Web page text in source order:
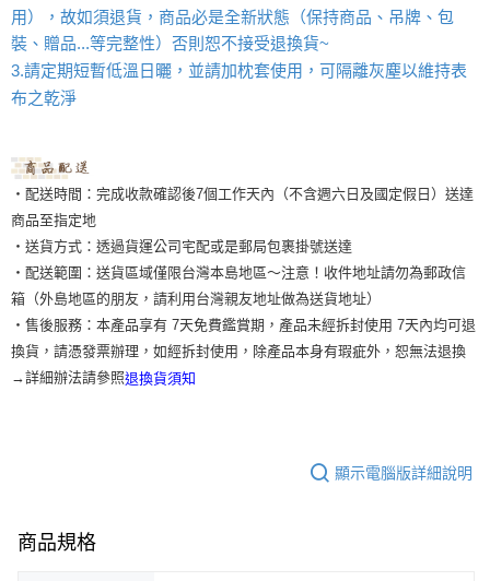
用），故如須退貨，商品必是全新狀態（保持商品、吊牌、包
裝、贈品...等完整性）否則恕不接受退換貨~
3.請定期短暫低溫日曬，並請加枕套使用，可隔離灰塵以維持表
布之乾淨
‧配送時間：完成收款確認後7個工作天內（不含週六日及國定假日）送達
商品至指定地
‧送貨方式：透過貨運公司宅配或是郵局包裹掛號送達
‧配送範圍：送貨區域僅限台灣本島地區～注意！收件地址請勿為郵政信
箱（外島地區的朋友，請利用台灣親友地址做為送貨地址）
‧售後服務：本產品享有 7天免費鑑賞期，產品未經拆封使用 7天內均可退
換貨，請憑發票辦理，如經拆封使用，除產品本身有瑕疵外，恕無法退換
→詳細辦法請參照退換貨須知
顯示電腦版詳細說明
商品規格